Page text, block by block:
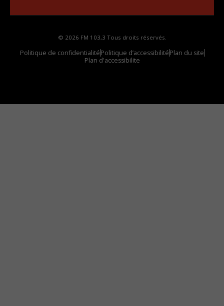
© 2026 FM 103,3 Tous droits réservés.
Politique de confidentialitéPolitique d’accessibilitéPlan du site
Plan d'accessibilite